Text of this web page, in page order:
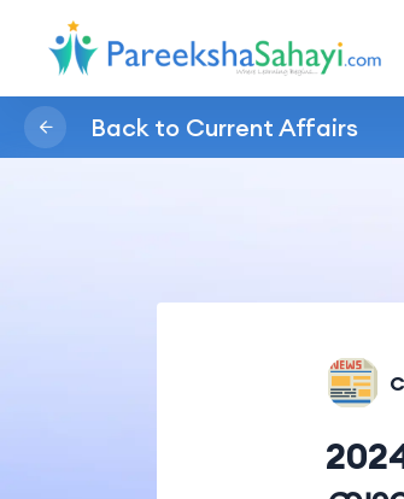
Back to Current Affairs